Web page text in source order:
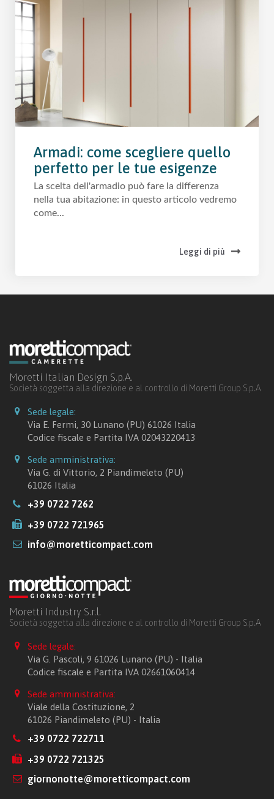
Armadi: come scegliere quello
perfetto per le tue esigenze
La scelta dell'armadio può fare la differenza
nella tua abitazione: in questo articolo vedremo
come...
Leggi di più
Moretti Italian Design S.p.A.
Società soggetta alla direzione e al controllo di Moretti Group S.p.A
Sede legale:
Via E. Fermi, 30 Lunano (PU) 61026 Italia
Codice fiscale e Partita IVA 02043220413
Sede amministrativa:
Via G. di Vittorio, 2 Piandimeleto (PU)
61026 Italia
+39 0722 7262
+39 0722 721965
info@moretticompact.com
Moretti Industry S.r.l.
Società soggetta alla direzione e al controllo di Moretti Group S.p.A
Sede legale:
Via G. Pascoli, 9 61026 Lunano (PU) - Italia
Codice fiscale e Partita IVA 02661060414
Sede amministrativa:
Viale della Costituzione, 2
61026 Piandimeleto (PU) - Italia
+39 0722 722711
+39 0722 721325
giornonotte@moretticompact.com